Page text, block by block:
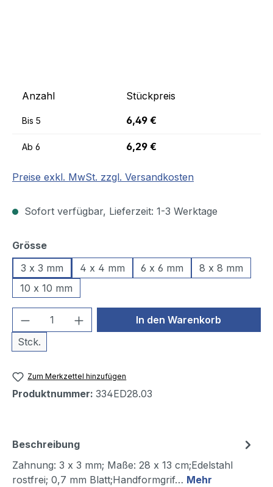
Anzahl Stückpreis
Bis 5 6,49 €
Ab 6 6,29 €
Preise exkl. MwSt. zzgl. Versandkosten
Sofort verfügbar, Lieferzeit: 1-3 Werktage
Grösseauswählen
3 x 3 mm
4 x 4 mm 6 x 6 mm
8 x 8 mm
10 x 10 mm
Produkt Anzahl: Gib den
Stck.
In den Warenkorb
Zum Merkzettel hinzufügen
Produktnummer: 334ED28.03
Beschreibung
Zahnung: 3 x 3 mm; Maße: 28 x 13 cm;Edelstahl
rostfrei; 0,7 mm Blatt;Handformgrif… Mehr